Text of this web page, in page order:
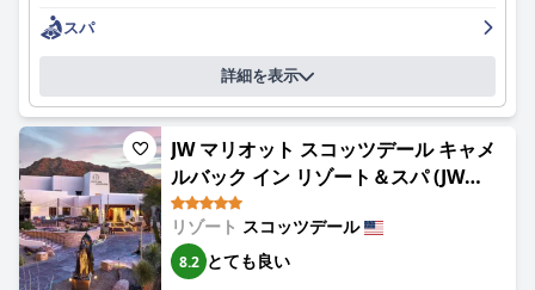
スパ
詳細を表示
JW マリオット スコッツデール キャメ
ルバック イン リゾート＆スパ (JW
Marriott Scottsdale Camelback Inn
Resort & Spa)
リゾート スコッツデール
8.2 とても良い